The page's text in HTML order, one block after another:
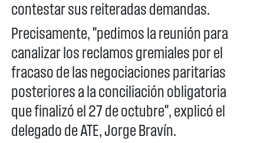
contestar sus reiteradas demandas.
Precisamente, "pedimos la reunión para
canalizar los reclamos gremiales por el
fracaso de las negociaciones paritarias
posteriores a la conciliación obligatoria
que finalizó el 27 de octubre", explicó el
delegado de ATE, Jorge Bravín.